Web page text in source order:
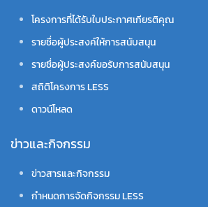
โครงการที่ได้รับใบประกาศเกียรติคุณ
รายชื่อผู้ประสงค์ให้การสนับสนุน
รายชื่อผู้ประสงค์ขอรับการสนับสนุน
สถิติโครงการ LESS
ดาวน์โหลด
ข่าวและกิจกรรม
ข่าวสารและกิจกรรม
กำหนดการจัดกิจกรรม LESS